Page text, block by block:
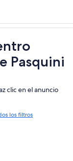
Pasquini
clic en el anuncio
los filtros